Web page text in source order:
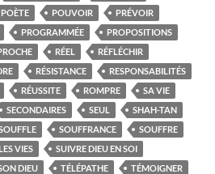
POÈTE POUVOIR
PRÉVOIR
PROGRAMMÉE
PROPOSITIONS
RÉEL
RÉFLÉCHIR
RÉSISTANCE
RESPONSABILITÉS
RÉUSSITE ROMPRE
SA VIE
SECONDAIRES SEUL
SHAH-TAN
SOUFFRANCE
SOUFFRE
VIES
SUIVRE DIEU EN SOI
DIEU TÉLÉPATHE
TÉMOIGNER